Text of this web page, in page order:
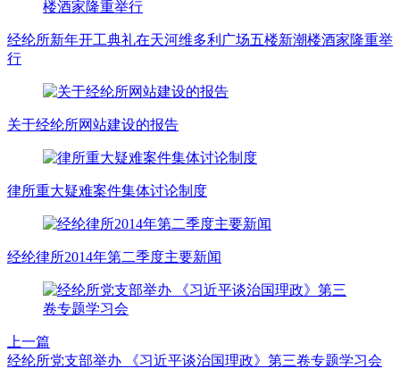
经纶所新年开工典礼在天河维多利广场五楼新潮楼酒家隆重举
行
关于经纶所网站建设的报告
律所重大疑难案件集体讨论制度
经纶律所2014年第二季度主要新闻
上一篇
经纶所党支部举办 《习近平谈治国理政》第三卷专题学习会